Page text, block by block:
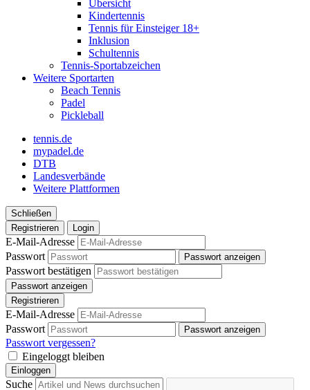
Übersicht
Kindertennis
Tennis für Einsteiger 18+
Inklusion
Schultennis
Tennis-Sportabzeichen
Weitere Sportarten
Beach Tennis
Padel
Pickleball
tennis.de
mypadel.de
DTB
Landesverbände
Weitere Plattformen
Schließen
Registrieren
Login
E-Mail-Adresse
Passwort
Passwort anzeigen
Passwort bestätigen
Passwort anzeigen
Registrieren
E-Mail-Adresse
Passwort
Passwort anzeigen
Passwort vergessen?
Eingeloggt bleiben
Einloggen
Suche